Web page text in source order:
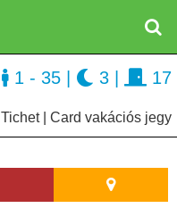
Tichet | Card vakációs jegy
1 - 35 3 17